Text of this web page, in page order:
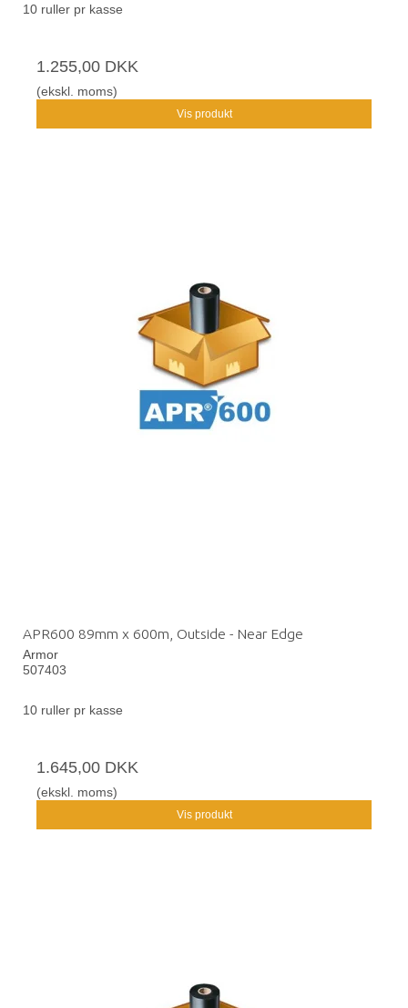
10 ruller pr kasse
1.255,00 DKK
(ekskl. moms)
Vis produkt
APR600 89mm x 600m, Outside - Near Edge
Armor
507403
10 ruller pr kasse
1.645,00 DKK
(ekskl. moms)
Vis produkt